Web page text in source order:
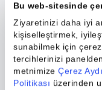
Bu web-sitesinde
Ziyaretinizi daha iyi
kişiselleştirmek,
sunabilmek için
tercihlerinizi
metnimize Çerez
Politikası üzerinden